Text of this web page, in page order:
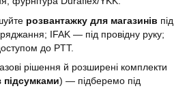
розвантажку для магазинів під
IFAK — під провідну руку;
до PTT.
рішення й розширені комплекти
підсумками) — підберемо під